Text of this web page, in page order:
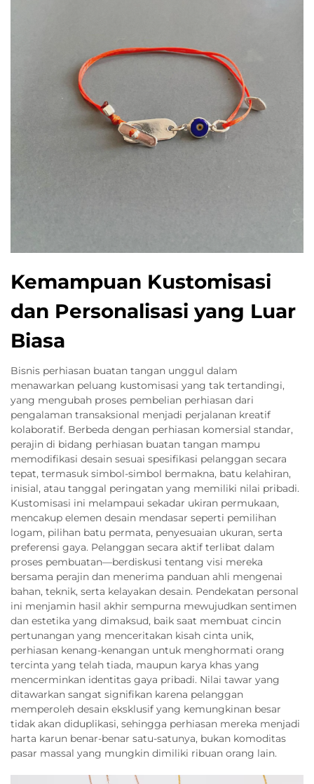
Kemampuan Kustomisasi
dan Personalisasi yang Luar
Biasa
Bisnis perhiasan buatan tangan unggul dalam
menawarkan peluang kustomisasi yang tak tertandingi,
yang mengubah proses pembelian perhiasan dari
pengalaman transaksional menjadi perjalanan kreatif
kolaboratif. Berbeda dengan perhiasan komersial standar,
perajin di bidang perhiasan buatan tangan mampu
memodifikasi desain sesuai spesifikasi pelanggan secara
tepat, termasuk simbol-simbol bermakna, batu kelahiran,
inisial, atau tanggal peringatan yang memiliki nilai pribadi.
Kustomisasi ini melampaui sekadar ukiran permukaan,
mencakup elemen desain mendasar seperti pemilihan
logam, pilihan batu permata, penyesuaian ukuran, serta
preferensi gaya. Pelanggan secara aktif terlibat dalam
proses pembuatan—berdiskusi tentang visi mereka
bersama perajin dan menerima panduan ahli mengenai
bahan, teknik, serta kelayakan desain. Pendekatan personal
ini menjamin hasil akhir sempurna mewujudkan sentimen
dan estetika yang dimaksud, baik saat membuat cincin
pertunangan yang menceritakan kisah cinta unik,
perhiasan kenang-kenangan untuk menghormati orang
tercinta yang telah tiada, maupun karya khas yang
mencerminkan identitas gaya pribadi. Nilai tawar yang
ditawarkan sangat signifikan karena pelanggan
memperoleh desain eksklusif yang kemungkinan besar
tidak akan diduplikasi, sehingga perhiasan mereka menjadi
harta karun benar-benar satu-satunya, bukan komoditas
pasar massal yang mungkin dimiliki ribuan orang lain.